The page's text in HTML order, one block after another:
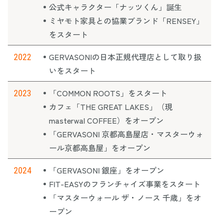
公式キャラクター「ナッツくん」誕生
ミヤモト家具との協業ブランド「RENSEY」
をスタート
2022
GERVASONIの日本正規代理店として取り扱
いをスタート
2023
「COMMON ROOTS」をスタート
カフェ「THE GREAT LAKES」（現
masterwal COFFEE）をオープン
「GERVASONI 京都高島屋店・マスターウォ
ール京都高島屋」をオープン
2024
「GERVASONI 銀座」をオープン
FIT-EASYのフランチャイズ事業をスタート
「マスターウォール ザ・ノース 千歳」をオ
ープン